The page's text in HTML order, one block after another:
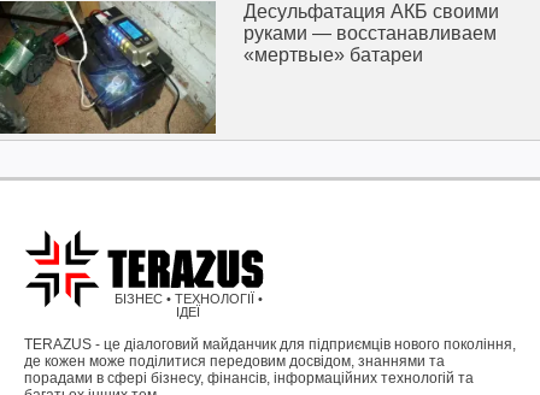
Десульфатация АКБ своими
руками — восстанавливаем
«мертвые» батареи
БІЗНЕС • ТЕХНОЛОГІЇ •
ІДЕЇ
TERAZUS - це діалоговий майданчик для підприємців нового покоління,
де кожен може поділитися передовим досвідом, знаннями та
порадами в сфері бізнесу, фінансів, інформаційних технологій та